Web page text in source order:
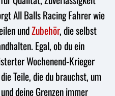
All Balls Racing Fahrer wie
undZubehör, die selbst
Egal, ob du ein
Wochenend-Krieger
Teile, die du brauchst, um
deine Grenzen immer